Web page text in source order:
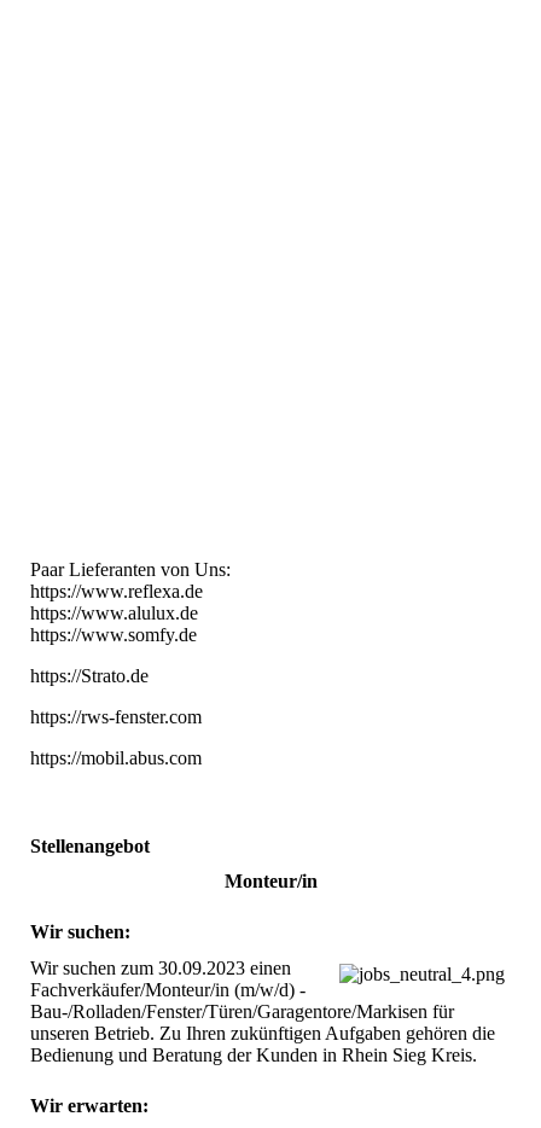
Paar Lieferanten von Uns:
https://www.reflexa.de
https://www.alulux.de
https://www.somfy.de
https://Strato.de
https://rws-fenster.com
https://mobil.abus.com
Stellenangebot
Monteur/in
Wir suchen:
Wir suchen zum 30.09.2023 einen
Fachverkäufer/Monteur/in (m/w/d) -
Bau-/Rolladen/Fenster/Türen/Garagentore/Markisen für
unseren Betrieb. Zu Ihren zukünftigen Aufgaben gehören die
Bedienung und Beratung der Kunden in Rhein Sieg Kreis.
Wir erwarten: